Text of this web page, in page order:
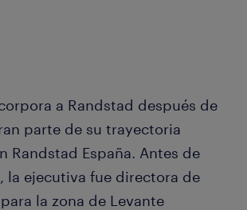
a Randstad después de
parte de su trayectoria
Randstad España. Antes de
la ejecutiva fue directora de
la zona de Levante